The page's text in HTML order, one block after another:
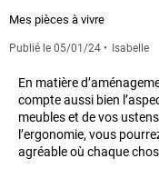
Mes pièces à vivre
Publié le 05/01/24 Isabelle
En matière
compte aussi bien
meubles et de vos
l’ergonomie, vous
agréable où chaque